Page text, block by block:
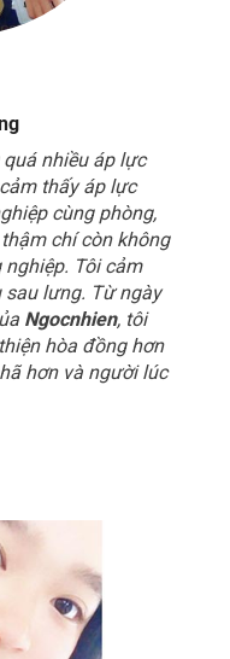
nhiều áp lực
thấy áp lực
cùng phòng,
chí còn không
Tôi cảm
lưng. Từ ngày
Ngocnhien, tôi
hòa đồng hơn
hơn và người lúc